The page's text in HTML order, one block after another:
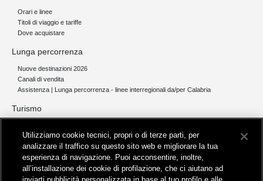
Orari e linee
Titoli di viaggio e tariffe
Dove acquistare
Lunga percorrenza
Nuove destinazioni 2026
Canali di vendita
Assistenza | Lunga percorrenza - linee interregionali da/per Calabria
Turismo
Servizi per aeroporti
Servizi di noleggio con conducente
Servizio di navigazione sul Lago Trasimeno
News e comunicati stampa
Utilizziamo cookie tecnici, propri o di terze parti, per
analizzare il traffico su questo sito web e migliorare la tua
esperienza di navigazione. Puoi acconsentire, inoltre,
all’installazione dei cookie di profilazione, che ci aiutano ad